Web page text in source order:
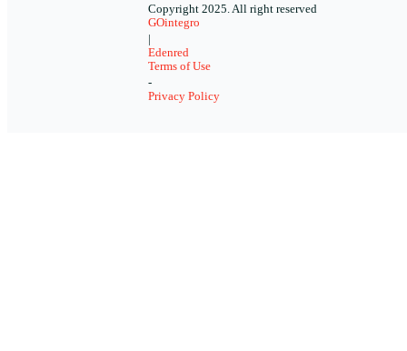
Copyright 2025. All right reserved
GOintegro
Edenred
Terms of Use
-
Privacy Policy